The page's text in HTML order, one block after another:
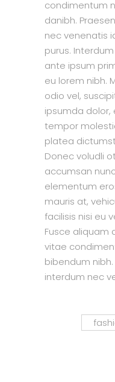
condimentum
danibh.
nec venenatis
purus.
ante ipsum
eu lorem nibh.
odio vel,
ipsumda dolor,
tempor
platea
Donec voludli
accumsan
elementum
mauris at,
facilisis nisi eu
Fusce aliquam
vitae
bibendum
interdum nec